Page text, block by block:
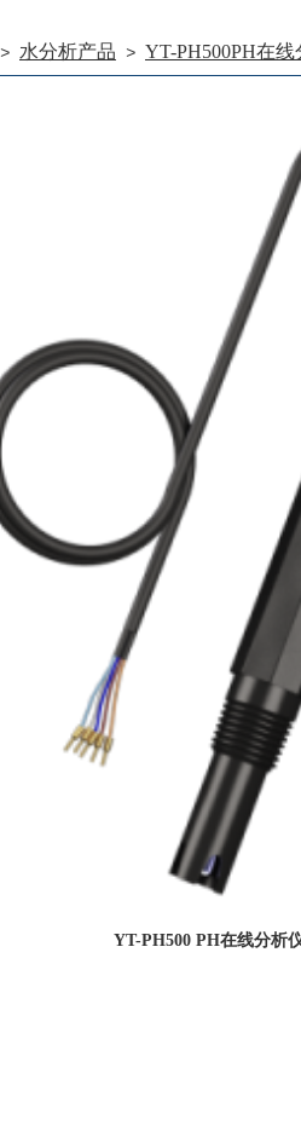
> 水分析产品 > YT-PH500PH在线
YT-PH500 PH在线分析